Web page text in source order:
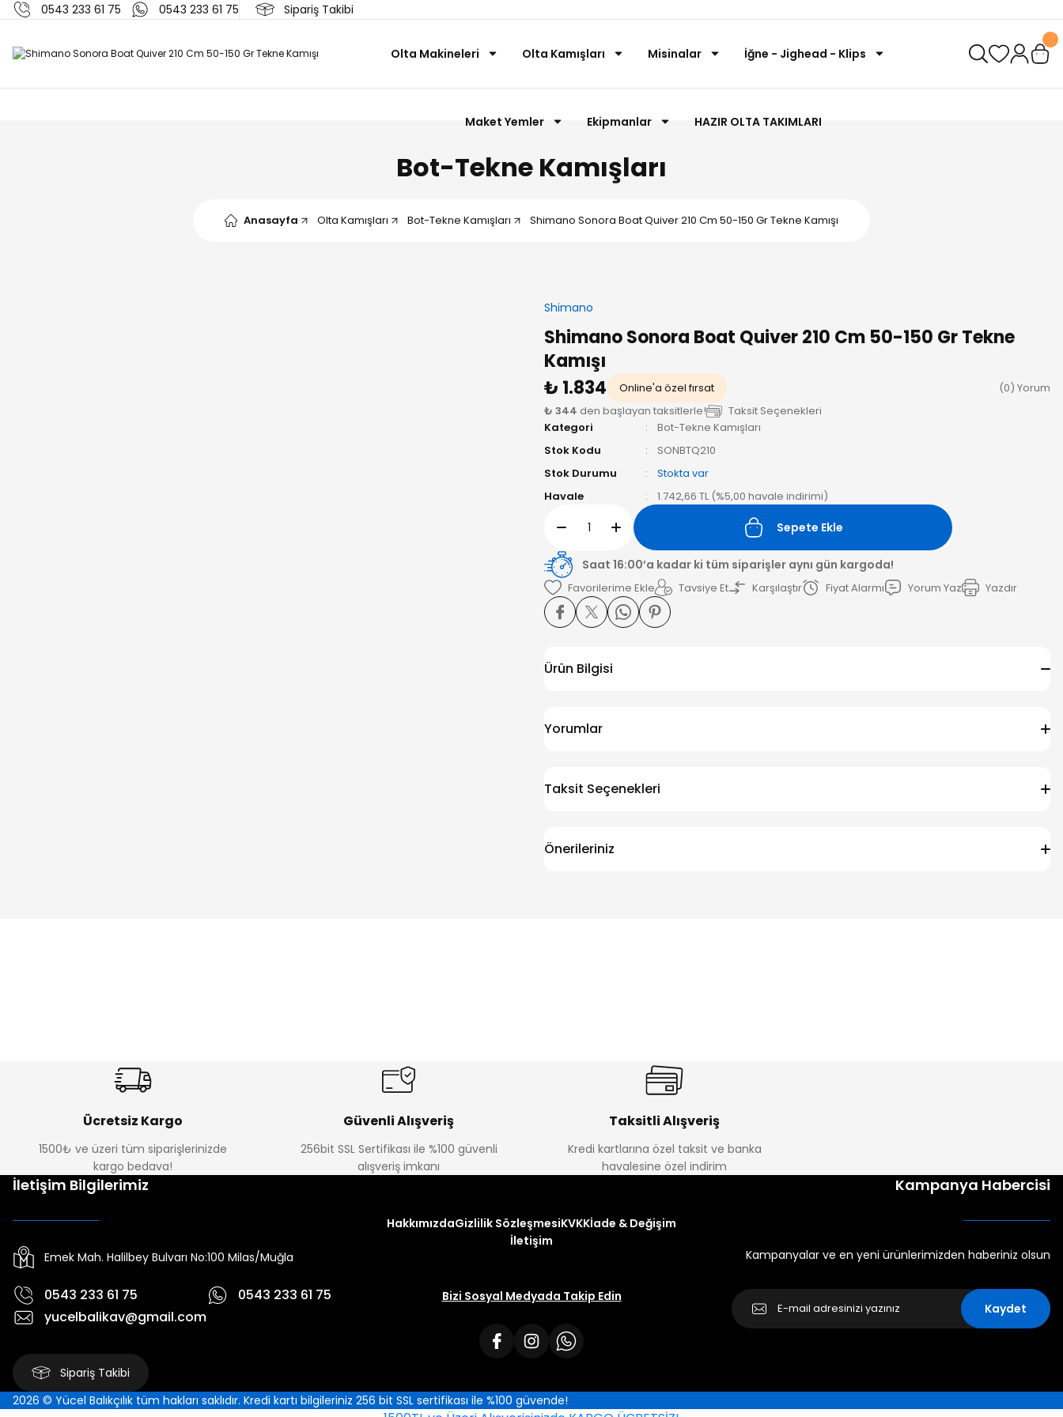
0543 233 61 75 0543 233 61 75 Sipariş Takibi
Olta Makineleri Olta Kamışları Misinalar İğne - Jighead - Klips
Maket Yemler Ekipmanlar HAZIR OLTA TAKIMLARI
Bot-Tekne Kamışları
Anasayfa Olta Kamışları Bot-Tekne Kamışları Shimano Sonora Boat Quiver 210 Cm 50-150 Gr Tekne Kamışı
Shimano
Shimano Sonora Boat Quiver 210 Cm 50-150 Gr Tekne
Kamışı
₺ 1.834
Online'a özel fırsat
(0) Yorum
₺ 344 den başlayan taksitlerle!
Taksit Seçenekleri
Kategori
Bot-Tekne Kamışları
Stok Kodu
SONBTQ210
Stok Durumu
Stokta var
Havale
1.742,66 TL (%5,00 havale indirimi)
Sepete Ekle
Saat 16:00’a kadar ki tüm siparişler aynı gün kargoda!
Tavsiye Et Karşılaştır Fiyat Alarmı Yorum Yaz Yazdır
Ürün Bilgisi
Yorumlar
Taksit Seçenekleri
Önerileriniz
Ücretsiz Kargo
1500₺ ve üzeri tüm siparişlerinizde
kargo bedava!
Güvenli Alışveriş
256bit SSL Sertifikası ile %100 güvenli
alışveriş imkanı
Taksitli Alışveriş
Kredi kartlarına özel taksit ve banka
havalesine özel indirim
İletişim Bilgilerimiz
Emek Mah. Halilbey Bulvarı No:100 Milas/Muğla
0543 233 61 75
0543 233 61 75
yucelbalikav@gmail.com
Sipariş Takibi
HakkımızdaGizlilik SözleşmesiKVKKİade & Değişim
İletişim
Bizi Sosyal Medyada Takip Edin
Kampanya Habercisi
Kampanyalar ve en yeni ürünlerimizden haberiniz olsun
Kaydet
2026 © Yücel Balıkçılık tüm hakları saklıdır. Kredi kartı bilgileriniz 256 bit SSL sertifikası ile %100 güvende!